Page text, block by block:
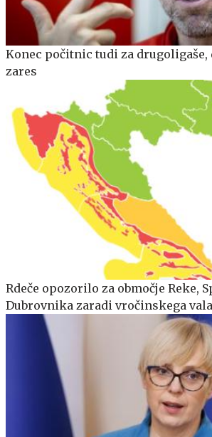
Konec počitnic tudi za drugoligaše,
zares
Rdeče opozorilo za območje Reke,
Dubrovnika zaradi vročinskega vala